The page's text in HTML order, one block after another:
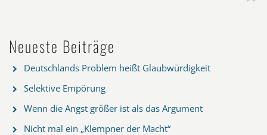
Neueste Beiträge
Deutschlands Problem heißt Glaubwürdigkeit
Selektive Empörung
Wenn die Angst größer ist als das Argument
Nicht mal ein „Klempner der Macht“